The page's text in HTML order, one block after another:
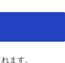
ます。